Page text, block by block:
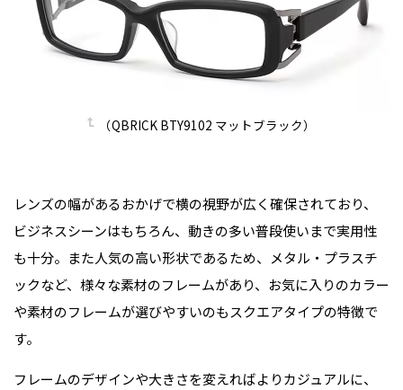
（QBRICK BTY9102 マットブラック）
レンズの幅があるおかげで横の視野が広く確保されており、
ビジネスシーンはもちろん、動きの多い普段使いまで実用性
も十分。また人気の高い形状であるため、メタル・プラスチ
ックなど、様々な素材のフレームがあり、お気に入りのカラー
や素材のフレームが選びやすいのもスクエアタイプの特徴で
す。
フレームのデザインや大きさを変えればよりカジュアルに、